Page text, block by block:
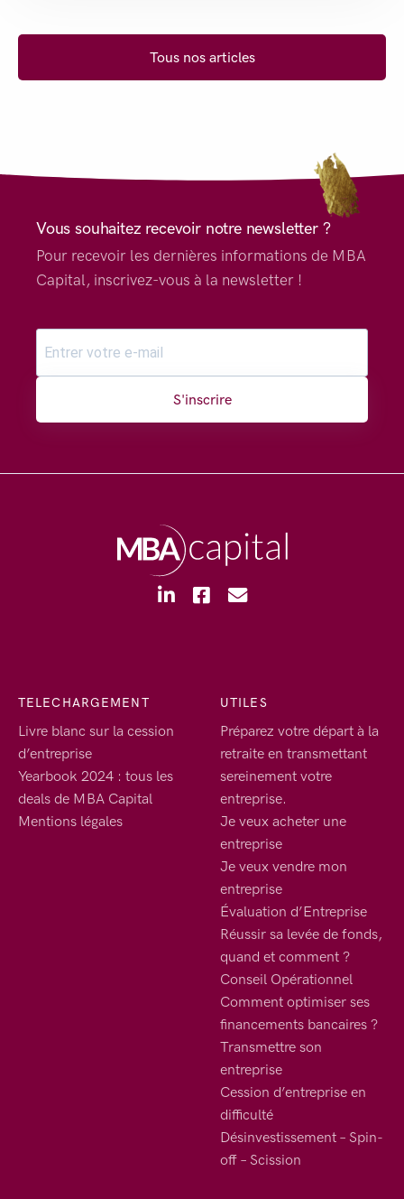
Tous nos articles
Vous souhaitez recevoir notre newsletter ?
Pour recevoir les dernières informations de MBA
Capital, inscrivez-vous à la newsletter !
S'inscrire
TELECHARGEMENT
Livre blanc sur la cession
d’entreprise
Yearbook 2024 : tous les
deals de MBA Capital
Mentions légales
UTILES
Préparez votre départ à la
retraite en transmettant
sereinement votre
entreprise.
Je veux acheter une
entreprise
Je veux vendre mon
entreprise
Évaluation d’Entreprise
Réussir sa levée de fonds,
quand et comment ?
Conseil Opérationnel
Comment optimiser ses
financements bancaires ?
Transmettre son
entreprise
Cession d’entreprise en
difficulté
Désinvestissement – Spin-
off – Scission